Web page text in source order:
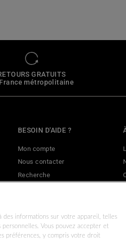
GRATUITS
métropolitaine
BESOIN D'AIDE ?
Mon compte
Nous contacter
Recherche
Politique de remboursement
Données personnelles
informations sur votre appareil, telles
Vous pouvez accepter et
préférences, y compris votre droit